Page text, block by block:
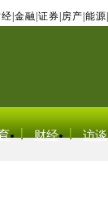
金融 证券 房产 能源
财经 访谈